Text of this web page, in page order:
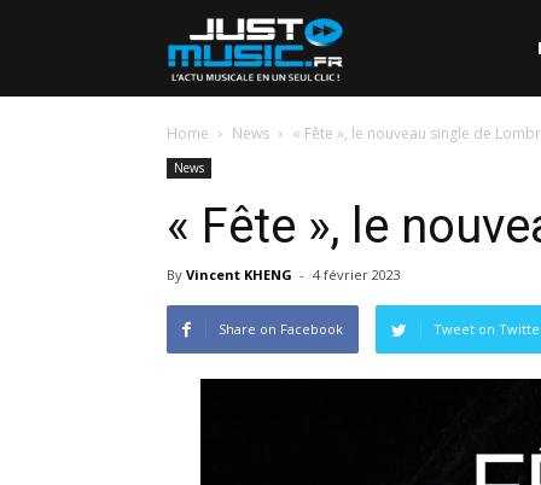
Home News « Fête », le nouveau single de
News
« Fête », le
By Vincent KHENG - 4 février 2023
Share on Facebook Tweet on